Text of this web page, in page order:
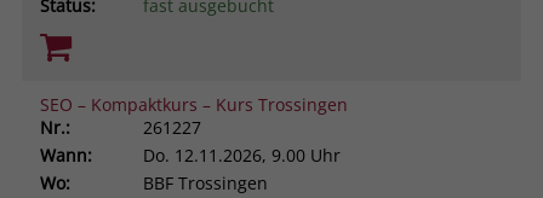
Status:
fast ausgebucht
SEO – Kompaktkurs – Kurs Trossingen
Nr.:
261227
Wann:
Do. 12.11.2026, 9.00 Uhr
Wo:
BBF Trossingen